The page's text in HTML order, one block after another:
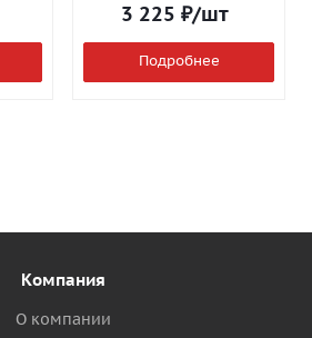
3 225 ₽/шт
Подробнее
Компания
О компании